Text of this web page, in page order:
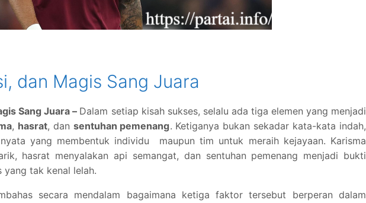
dan Magis Sang Juara
Sang Juara – Dalam setiap kisah sukses, selalu ada tiga elemen yang menjadi
, hasrat, dan sentuhan pemenang. Ketiganya bukan sekadar kata-kata indah,
yang membentuk individu maupun tim untuk meraih kejayaan. Karisma
hasrat menyalakan api semangat, dan sentuhan pemenang menjadi bukti
yang tak kenal lelah.
secara mendalam bagaimana ketiga faktor tersebut berperan dalam